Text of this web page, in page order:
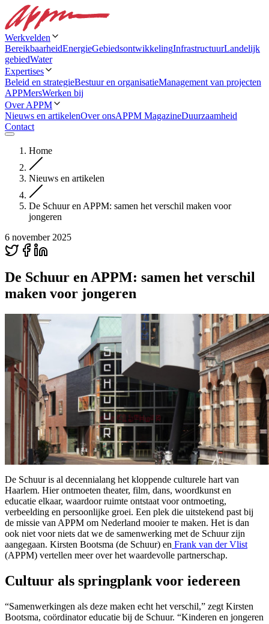
Werkvelden
BereikbaarheidEnergieGebiedsontwikkelingInfrastructuurLandelijk
gebiedWater
Expertises
Beleid en strategieBestuur en organisatieManagement van projecten
APPMersWerken bij
Over APPM
Nieuws en artikelenOver onsAPPM MagazineDuurzaamheid
Contact
Home
Nieuws en artikelen
De Schuur en APPM: samen het verschil maken voor
jongeren
6 november 2025
De Schuur en APPM: samen het verschil
maken voor jongeren
De Schuur is al decennialang het kloppende culturele hart van
Haarlem. Hier ontmoeten theater, film, dans, woordkunst en
educatie elkaar, waardoor ruimte ontstaat voor ontmoeting,
verbeelding en persoonlijke groei. Een plek die uitstekend past bij
de missie van APPM om Nederland mooier te maken. Het is dan
ook niet voor niets dat we de samenwerking met de Schuur zijn
aangegaan. Kirsten Bootsma (de Schuur) en Frank van der Vlist
(APPM) vertellen meer over het waardevolle partnerschap.
Cultuur als springplank voor iedereen
“Samenwerkingen als deze maken echt het verschil,” zegt Kirsten
Bootsma, coördinator educatie bij de Schuur. “Kinderen en jongeren